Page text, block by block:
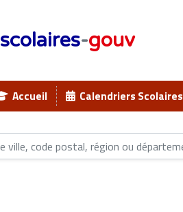
scolaires-gouv
Accueil Calendriers Scolaires